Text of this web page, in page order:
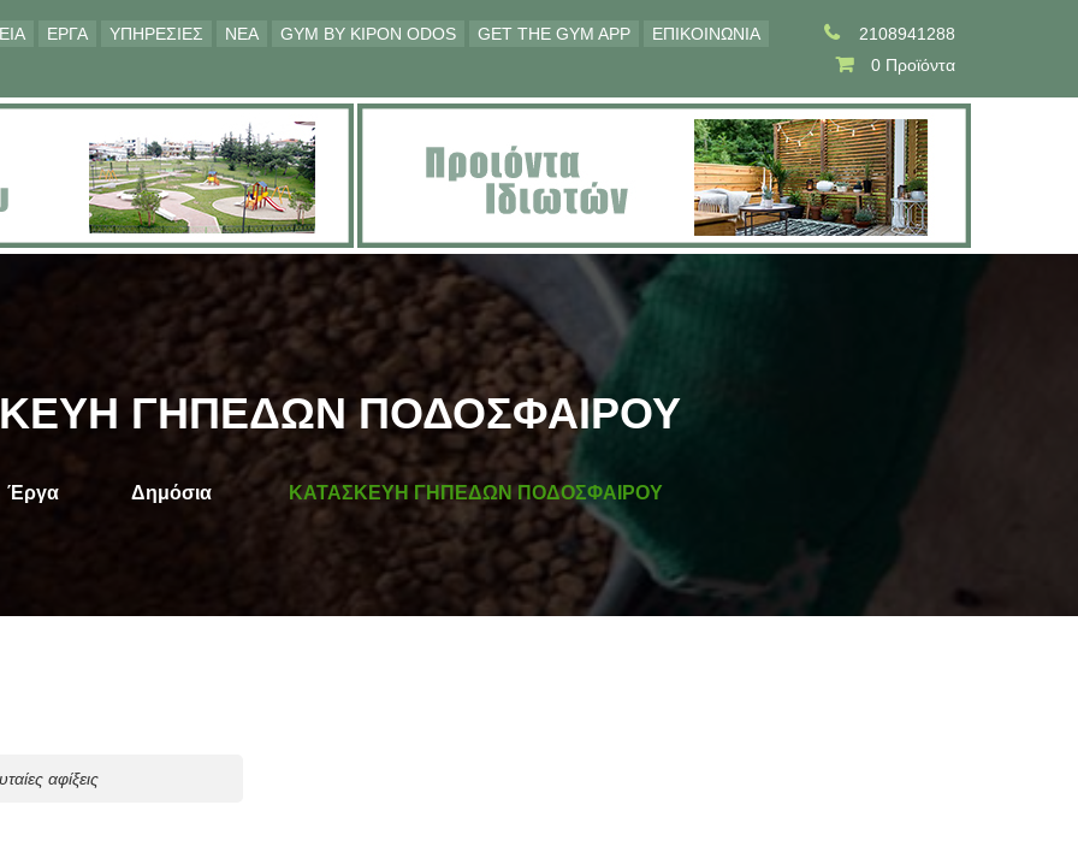
ΕΡΓΑ ΥΠΗΡΕΣΙΕΣ ΝΕΑ GYM BY KIPON ODOS GET THE GYM APP ΕΠΙΚΟΙΝΩΝΙΑ
2108941288
0 Προϊόντα
ΓΗΠΕΔΩΝ ΠΟΔΟΣΦΑΙΡΟΥ
Έργα Δημόσια ΚΑΤΑΣΚΕΥΗ ΓΗΠΕΔΩΝ ΠΟΔΟΣΦΑΙΡΟΥ